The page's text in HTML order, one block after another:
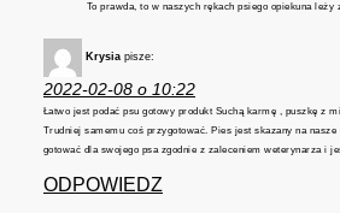
To prawda, to w naszych rękach psiego opiekuna leży
Krysia pisze:
2022-02-08 o 10:22
Łatwo jest podać psu gotowy produkt Suchą karmę , puszkę z
Trudniej samemu coś przygotować. Pies jest skazany na
gotować dla swojego psa zgodnie z zaleceniem weterynarza i
ODPOWIEDZ